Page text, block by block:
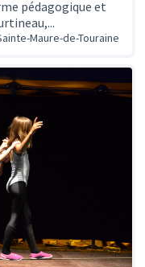
pédagogique et
Maure-de-Touraine